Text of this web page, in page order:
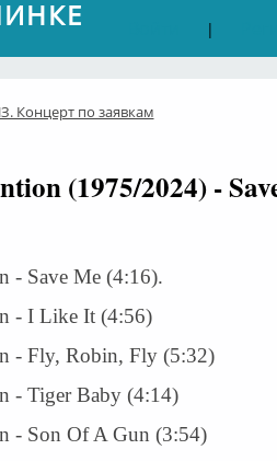
|
Концерт по заявкам
(1975/2024) -
- Save Me (4:16).
- I Like It (4:56)
- Fly, Robin, Fly (5:32)
- Tiger Baby (4:14)
- Son Of A Gun (3:54)